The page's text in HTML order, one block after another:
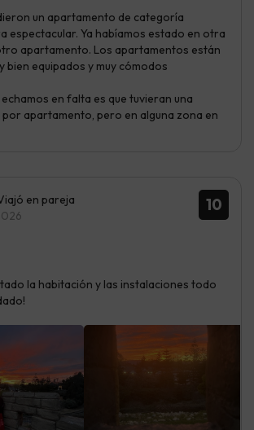
un apartamento de categoría
espectacular. Ya habíamos estado en otra
apartamento. Los apartamentos están
bien equipados y muy cómodos
en falta es que tuvieran una
apartamento, pero en alguna zona en
10
en pareja
la habitación y las instalaciones todo